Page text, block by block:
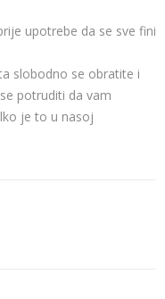
upotrebe da se sve fini
slobodno se obratite i
potruditi da vam
je to u nasoj